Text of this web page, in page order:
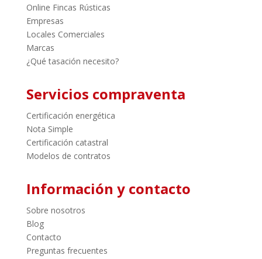
Online Fincas Rústicas
Empresas
Locales Comerciales
Marcas
¿Qué tasación necesito?
Servicios compraventa
Certificación energética
Nota Simple
Certificación catastral
Modelos de contratos
Información y contacto
Sobre nosotros
Blog
Contacto
Preguntas frecuentes